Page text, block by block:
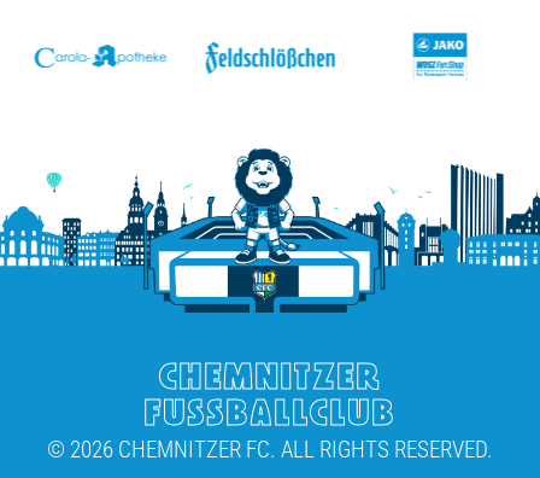
CHEMNITZER
FUSSBALLCLUB
© 2026 CHEMNITZER FC. ALL RIGHTS RESERVED.